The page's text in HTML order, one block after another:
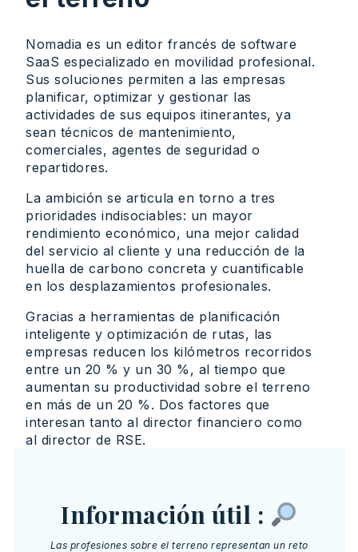
Nomadia es un editor francés de software
SaaS especializado en movilidad profesional.
Sus soluciones permiten a las empresas
planificar, optimizar y gestionar las
actividades de sus equipos itinerantes, ya
sean técnicos de mantenimiento,
comerciales, agentes de seguridad o
repartidores.
La ambición se articula en torno a tres
prioridades indisociables: un mayor
rendimiento económico, una mejor calidad
del servicio al cliente y una reducción de la
huella de carbono concreta y cuantificable
en los desplazamientos profesionales.
Gracias a herramientas de planificación
inteligente y optimización de rutas, las
empresas reducen los kilómetros recorridos
entre un 20 % y un 30 %, al tiempo que
aumentan su productividad sobre el terreno
en más de un 20 %. Dos factores que
interesan tanto al director financiero como
al director de RSE.
Información útil :
Las profesiones sobre el terreno representan un reto